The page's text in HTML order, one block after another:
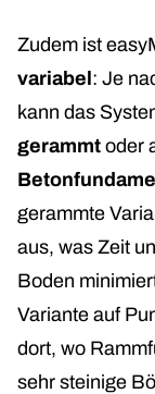
Zudem ist
variabel: Je
kann das
gerammt oder
gerammte
aus, was Zeit
Boden
Variante auf
dort, wo
sehr steinige